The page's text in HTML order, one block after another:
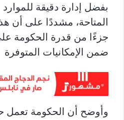
بفضل إدارة دقيقة للموارد
المتاحة، مشددًا على أن
جزءًا من قدرة الحكومة
ضمن الإمكانيات المتوفرة
وأوضح أن الحكومة تعمل